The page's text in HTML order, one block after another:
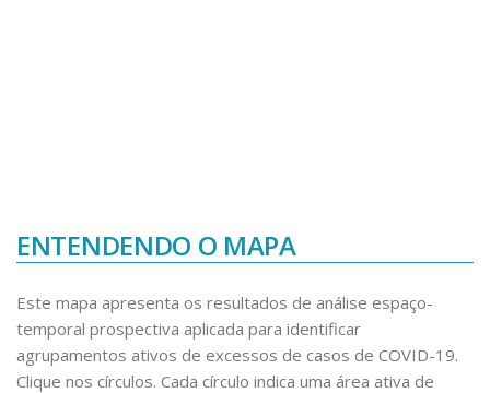
ENTENDENDO O MAPA
Este mapa apresenta os resultados de análise espaço-
temporal prospectiva aplicada para identificar
agrupamentos ativos de excessos de casos de COVID-19.
Clique nos círculos. Cada círculo indica uma área ativa de